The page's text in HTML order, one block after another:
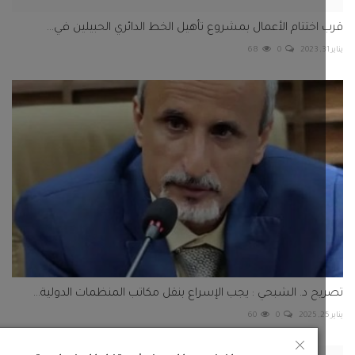
الأعمال بمشروع تأهيل الخط الدائري الحبيلين في...
0
68
د. الشبحي : يجب الإسراع بنقل مكاتب المنظمات الدولية...
0
60